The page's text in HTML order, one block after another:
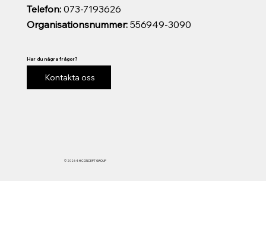
© 2026 4-H CONCEPT GROUP
Organisationsnummer:556949-3090
Telefon:073-7193626
Har du några frågor?
Kontakta oss